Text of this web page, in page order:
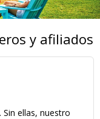
y afiliados
ellas, nuestro